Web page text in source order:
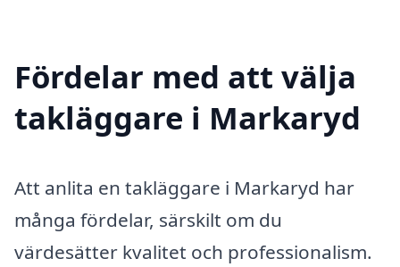
Fördelar med att välja
takläggare i Markaryd
Att anlita en takläggare i Markaryd har
många fördelar, särskilt om du
värdesätter kvalitet och professionalism.